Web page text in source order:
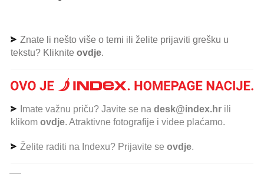
Znate li nešto više o temi ili želite prijaviti grešku u
tekstu? Kliknite ovdje.
Imate važnu priču? Javite se na desk@index.hr ili
klikom ovdje. Atraktivne fotografije i videe plaćamo.
Želite raditi na Indexu? Prijavite se ovdje.